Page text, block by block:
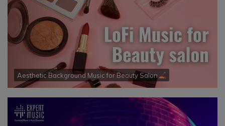
Aesthetic Background Music for Beauty Salon